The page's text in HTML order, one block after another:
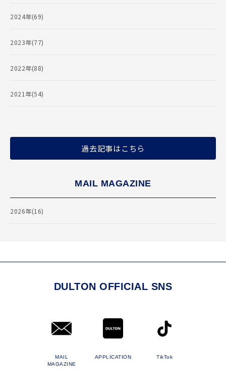
2024年(69)
2023年(77)
2022年(88)
2021年(54)
過去記事はこちら
MAIL MAGAZINE
2026年(16)
DULTON OFFICIAL SNS
MAIL
MAGAZINE
APPLICATION TikTok